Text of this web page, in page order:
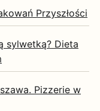
Przyszłości
sylwetką? Dieta
Pizzerie w